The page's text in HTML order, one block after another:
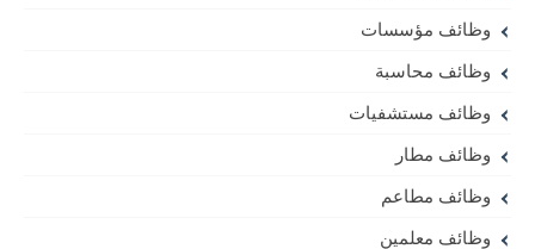
وظائف مؤسسات
وظائف محاسبة
وظائف مستشفيات
وظائف مطار
وظائف مطاعم
وظائف معلمين